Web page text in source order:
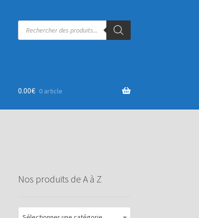
Recherche
produits
0.00€ 0 article
Nos produits de A à Z